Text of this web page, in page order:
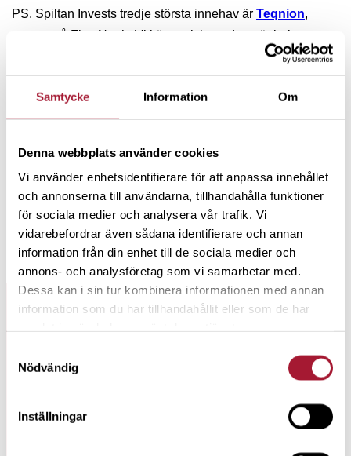
Samtycke Information Om
Denna webbplats använder cookies
Vi använder enhetsidentifierare för att anpassa innehållet
och annonserna till användarna, tillhandahålla funktioner
för sociala medier och analysera vår trafik. Vi
vidarebefordrar även sådana identifierare och annan
information från din enhet till de sociala medier och
annons- och analysföretag som vi samarbetar med.
Dessa kan i sin tur kombinera informationen med annan
information som du har tillhandahållit eller som de har
Nödvändig
Inställningar
PS. Spiltan Invests tredje största innehav ärTeqnion,
noterat på First North. Vi köpte aktier redan när bolaget var
onoterat. I dag har bolaget blivit en 10-bagger för Spiltan.
Senaste halvåret har det dock varit en rad artiklar där
bolaget fått säljrekommendationer, eftersom Teqnion är så
högt värderat jämfört med andra serieförvärvare. En
(se ovan) upptäckt bolaget och köpt Teqnion-aktier i sin
fond. Visst är det lockande att sälja Teqnion-aktier men
tänk om Mayer får rätt i att bolaget kan vara en 100-
PPS. Denna Sparrebell har tidigarepublicerats i Realtid.
#164
SPENDERA MEDAN DU LEVER